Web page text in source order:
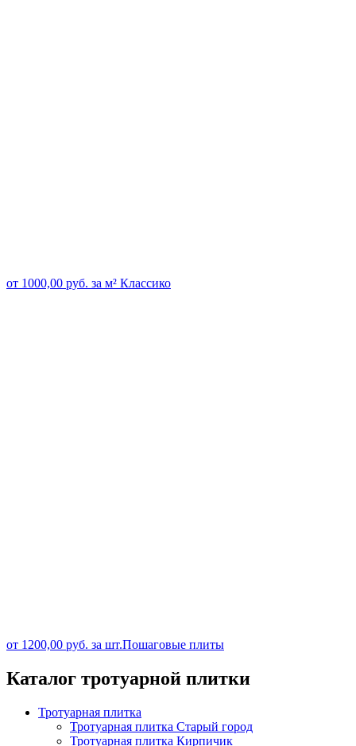
от 1000,00 руб. за м² Классико
от 1200,00 руб. за шт.Пошаговые плиты
Каталог тротуарной плитки
Тротуарная плитка
Тротуарная плитка Старый город
Тротуарная плитка Кирпичик